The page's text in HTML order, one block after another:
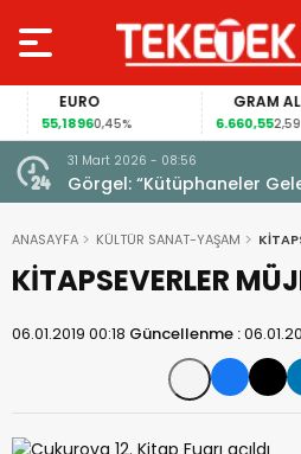
EURO
55,18960,45%
GRAM
6.660,552,59%
31 Mart 2026 - 08:56
Görgel: “Kütüphaneler
ANASAYFA KÜLTÜR SANAT-YAŞAM
KİTAPSEVERLER
06.01.2019 00:18 Güncellenme :